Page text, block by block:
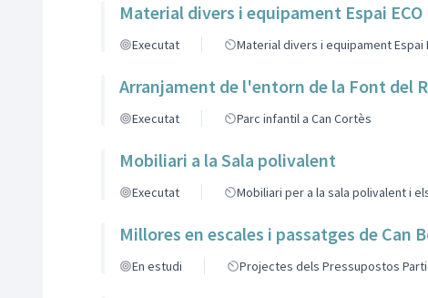
Material divers i equipament Espai ECO
Executat Material divers i equipament Espai
Arranjament de l'entorn de la Font del
Executat Parc infantil a Can Cortès
Mobiliari a la Sala polivalent
Executat Mobiliari per a la sala polivalent i
Millores en escales i passatges de Can
En estudi Projectes dels Pressupostos